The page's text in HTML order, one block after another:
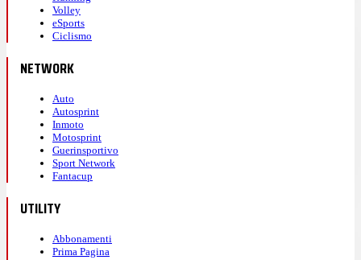
Volley
eSports
Ciclismo
NETWORK
Auto
Autosprint
Inmoto
Motosprint
Guerinsportivo
Sport Network
Fantacup
UTILITY
Abbonamenti
Prima Pagina